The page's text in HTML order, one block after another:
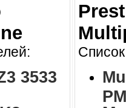
3533